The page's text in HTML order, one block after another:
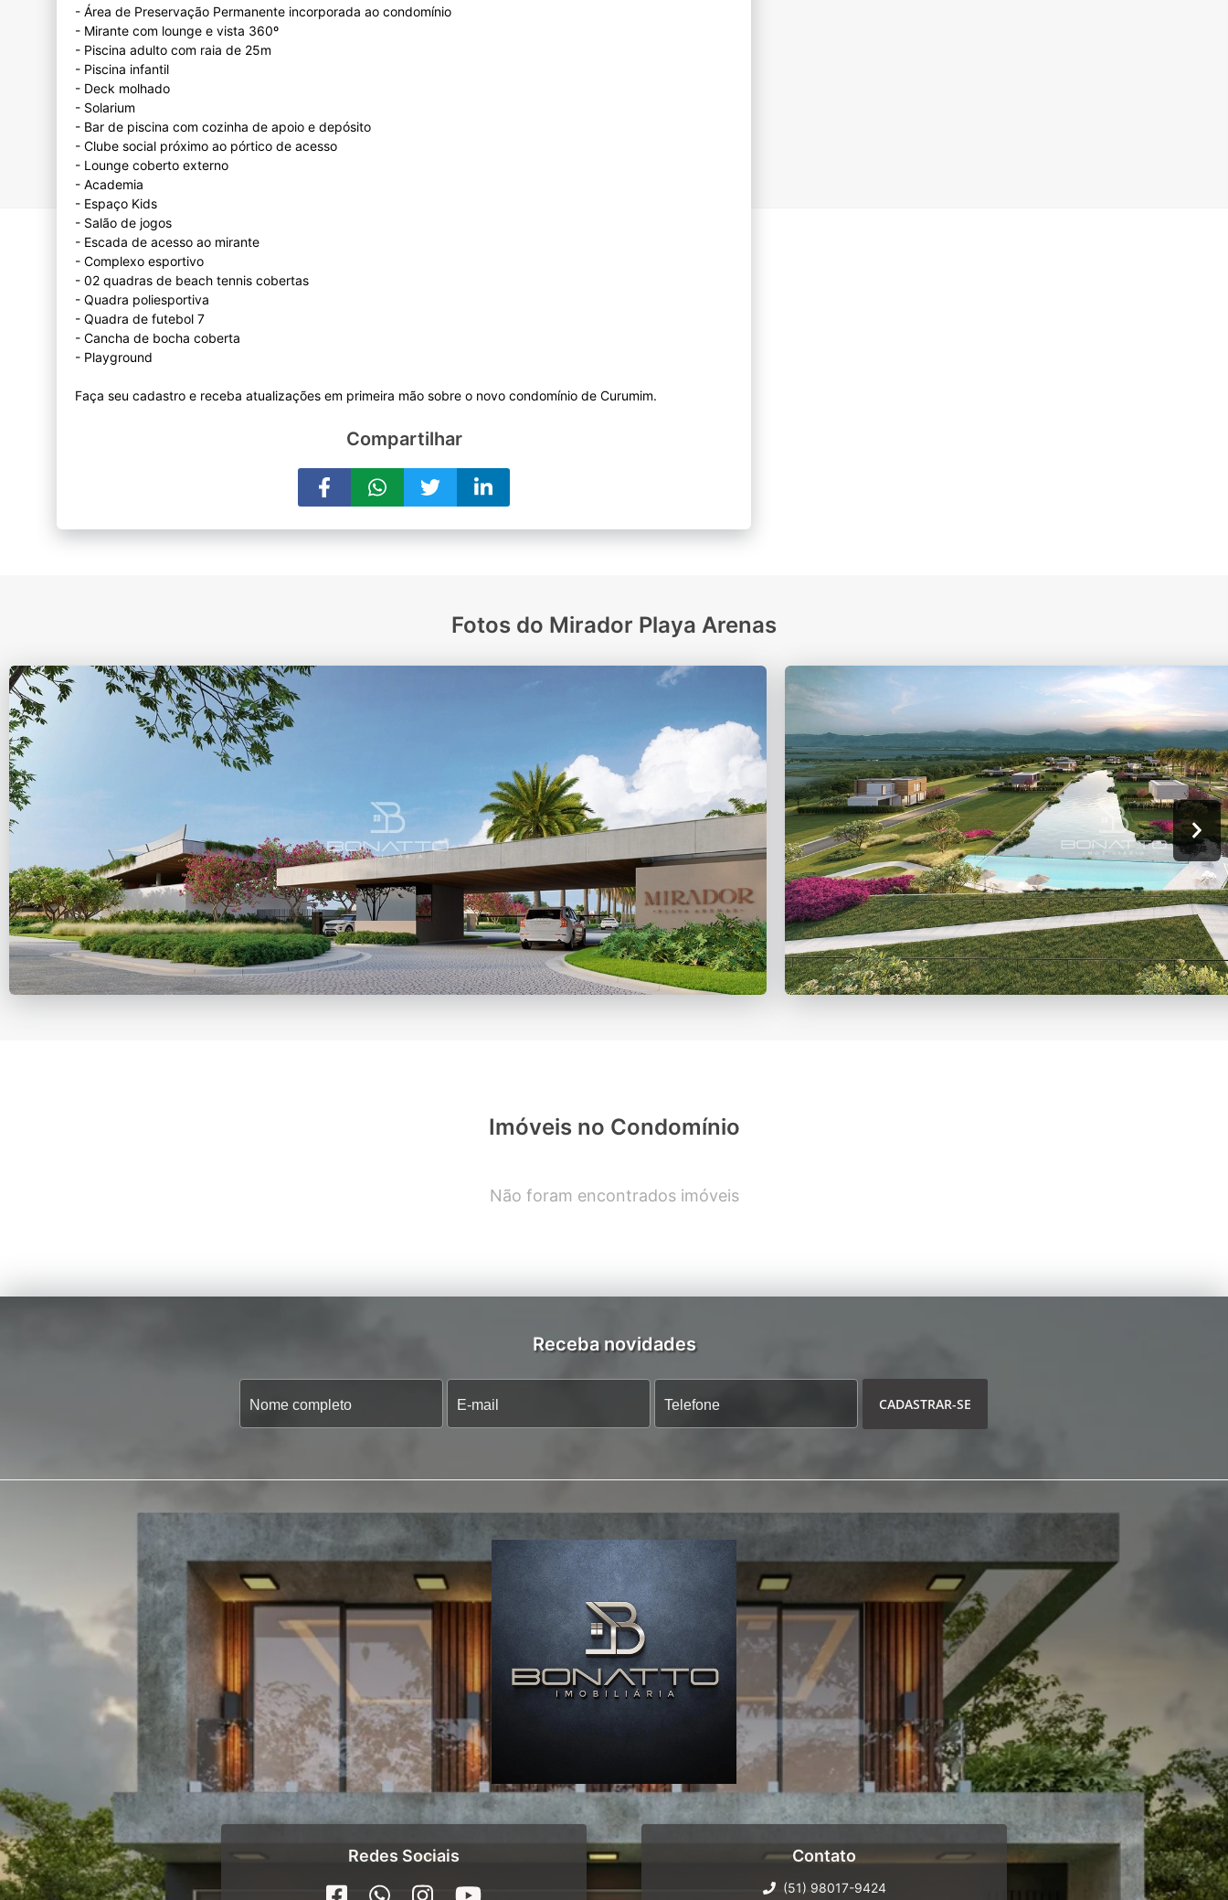
- Área de Preservação Permanente incorporada ao condomínio
- Mirante com lounge e vista 360º
- Piscina adulto com raia de 25m
- Piscina infantil
- Deck molhado
- Solarium
- Bar de piscina com cozinha de apoio e depósito
- Clube social próximo ao pórtico de acesso
- Lounge coberto externo
- Academia
- Espaço Kids
- Salão de jogos
- Escada de acesso ao mirante
- Complexo esportivo
- 02 quadras de beach tennis cobertas
- Quadra poliesportiva
- Quadra de futebol 7
- Cancha de bocha coberta
- Playground
Compartilhar
Fotos do Mirador Playa Arenas
Imóveis no Condomínio
Não foram encontrados imóveis
Receba novidades
CADASTRAR-SE
Redes Sociais Contato
(51) 98017-9424